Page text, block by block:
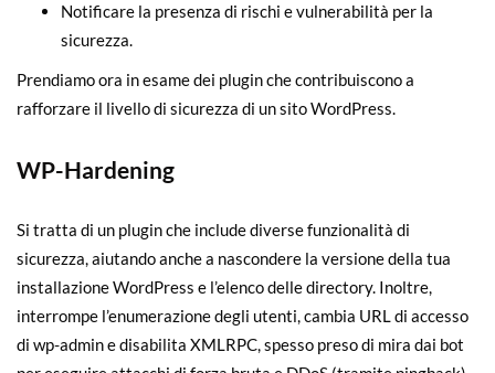
Notificare la presenza di rischi e vulnerabilità per la
sicurezza.
Prendiamo ora in esame dei plugin che contribuiscono a
rafforzare il livello di sicurezza di un sito WordPress.
WP-Hardening
Si tratta di un plugin che include diverse funzionalità di
sicurezza, aiutando anche a nascondere la versione della tua
installazione WordPress e l’elenco delle directory. Inoltre,
interrompe l’enumerazione degli utenti, cambia URL di accesso
di wp-admin e disabilita XMLRPC, spesso preso di mira dai bot